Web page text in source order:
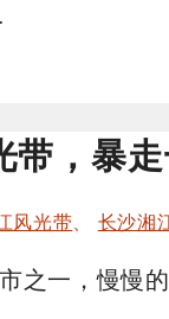
带，暴
风光带 长沙湘
之一，慢慢